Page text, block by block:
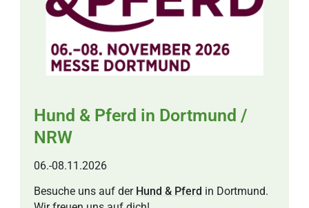
Hund & Pferd in Dortmund /
NRW
06.-08.11.2026
Besuche uns auf der Hund & Pferd in Dortmund.